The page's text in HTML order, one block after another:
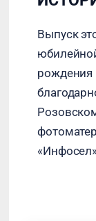
Выпуск
рождения